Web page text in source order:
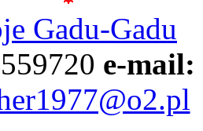
Gadu-Gadu
e-mail: